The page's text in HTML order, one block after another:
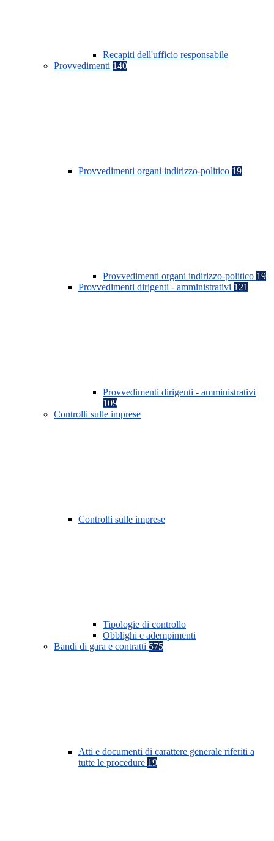
Recapiti dell'ufficio responsabile
Provvedimenti 140
Provvedimenti organi indirizzo-politico 19
Provvedimenti organi indirizzo-politico 19
Provvedimenti dirigenti - amministrativi 121
Provvedimenti dirigenti - amministrativi
109
Controlli sulle imprese
Controlli sulle imprese
Tipologie di controllo
Obblighi e adempimenti
Bandi di gara e contratti 575
Atti e documenti di carattere generale riferiti a
tutte le procedure 19